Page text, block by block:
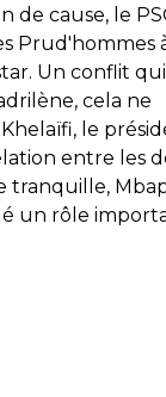
de cause, le
Prud'hommes
Un conflit qui
cela ne
le
entre les
tranquille,
un rôle